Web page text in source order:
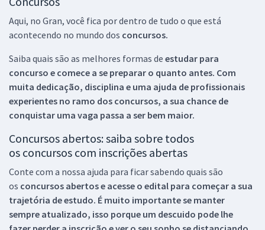
Aqui, no Gran, você fica por dentro de tudo o que está
acontecendo no mundo dos concursos.
Saiba quais são as melhores formas de estudar para
concurso e comece a se preparar o quanto antes. Com
muita dedicação, disciplina e uma ajuda de profissionais
experientes no ramo dos concursos, a sua chance de
conquistar uma vaga passa a ser bem maior.
Concursos abertos: saiba sobre todos
os concursos com inscrições abertas
Conte com a nossa ajuda para ficar sabendo quais são
os concursos abertos e acesse o edital para começar a sua
trajetória de estudo. É muito importante se manter
sempre atualizado, isso porque um descuido pode lhe